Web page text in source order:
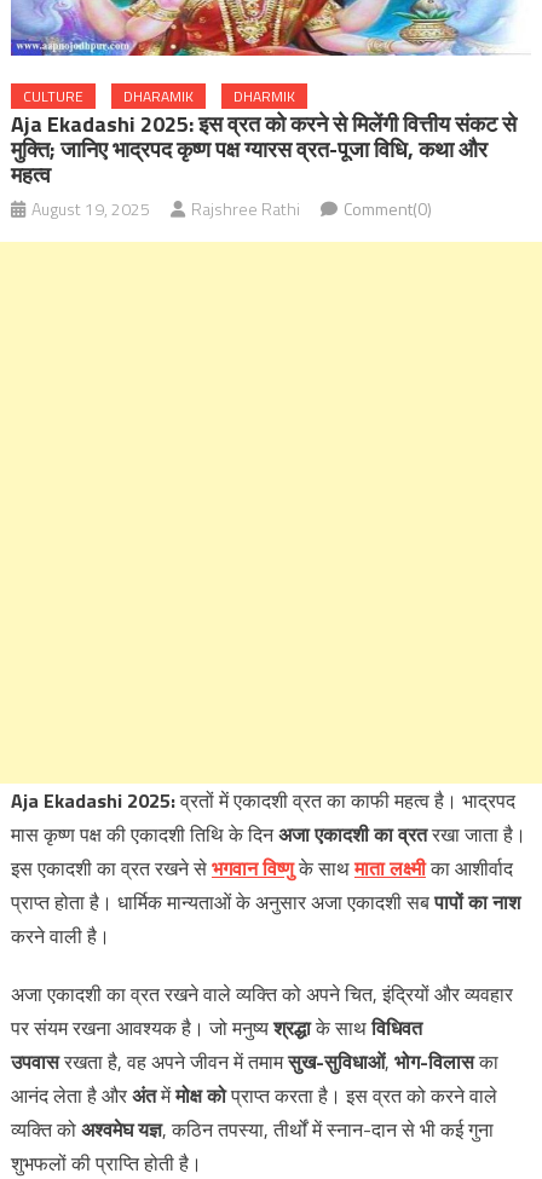
CULTURE DHARAMIK DHARMIK
Aja Ekadashi 2025: इस व्रत को करने से मिलेंगी वित्तीय संकट से
मुक्ति; जानिए भाद्रपद कृष्ण पक्ष ग्यारस व्रत-पूजा विधि, कथा और
महत्व
August 19, 2025 Rajshree Rathi Comment(0)
Aja Ekadashi 2025:व्रतों में एकादशी व्रत का काफी महत्‍व है। भाद्रपद
मास कृष्ण पक्ष की एकादशी तिथि के दिनअजा एकादशी का व्रतरखा जाता है।
इस एकादशी का व्रत रखने सेभगवानविष्णुके साथमाता लक्ष्‍मीका आशीर्वाद
प्राप्त होता है। धार्मिक मान्‍यताओं के अनुसार अजा एकादशी सबपापों का नाश
करने वाली है।
अजा एकादशी का व्रत रखने वाले व्यक्ति को अपने चित, इंद्रियों और व्यवहार
पर संयम रखना आवश्यक है। जो मनुष्यश्रद्धाके साथविधिवत
उपवासरखता है, वह अपने जीवन में तमामसुख-सुविधाओं, भोग-विलासका
आनंद लेता है औरअंतमेंमोक्ष कोप्राप्त करता है। इस व्रत को करने वाले
व्यक्ति कोअश्वमेघ यज्ञ, कठिन तपस्या, तीर्थों में स्नान-दान से भी कई गुना
शुभफलों की प्राप्ति होती है।